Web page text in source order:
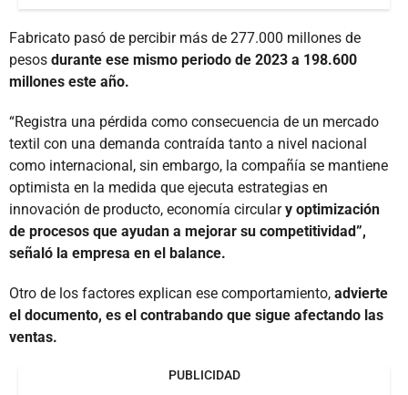
Fabricato pasó de percibir más de 277.000 millones de
pesos durante ese mismo periodo de 2023 a 198.600
millones este año.
“Registra una pérdida como consecuencia de un mercado
textil con una demanda contraída tanto a nivel nacional
como internacional, sin embargo, la compañía se mantiene
optimista en la medida que ejecuta estrategias en
innovación de producto, economía circulary optimización
de procesos que ayudan a mejorar su competitividad”,
señaló la empresa en el balance.
Otro de los factores explican ese comportamiento, advierte
el documento, es el contrabando que sigue afectando las
ventas.
PUBLICIDAD